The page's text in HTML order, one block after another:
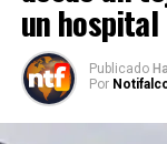
un hospital
Publicado
Por